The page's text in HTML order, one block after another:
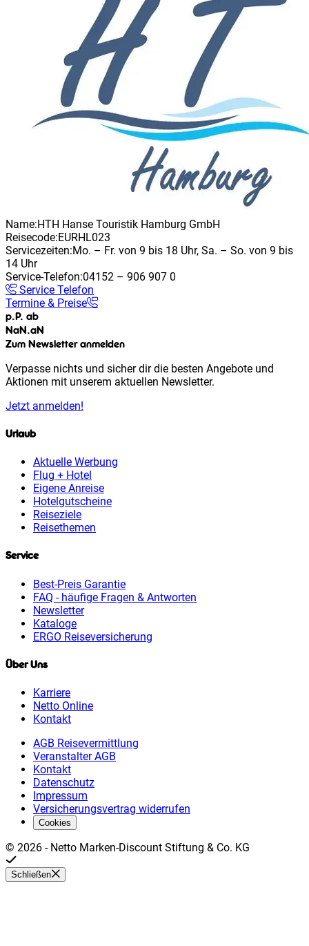
Name:HTH Hanse Touristik Hamburg GmbH
Reisecode:EURHL023
Servicezeiten:Mo. – Fr. von 9 bis 18 Uhr, Sa. – So. von 9 bis
14 Uhr
Service-Telefon:04152 – 906 907 0
Service Telefon
Termine & Preise
p.P. ab
NaN.aN
Zum Newsletter anmelden
Verpasse nichts und sicher dir die besten Angebote und
Aktionen mit unserem aktuellen Newsletter.
Jetzt anmelden!
Urlaub
Aktuelle Werbung
Flug + Hotel
Eigene Anreise
Hotelgutscheine
Reiseziele
Reisethemen
Service
Best-Preis Garantie
FAQ - häufige Fragen & Antworten
Newsletter
Kataloge
ERGO Reiseversicherung
Über Uns
Karriere
Netto Online
Kontakt
AGB Reisevermittlung
Veranstalter AGB
Kontakt
Datenschutz
Impressum
Versicherungsvertrag widerrufen
Cookies
© 2026 - Netto Marken-Discount Stiftung & Co. KG
Schließen